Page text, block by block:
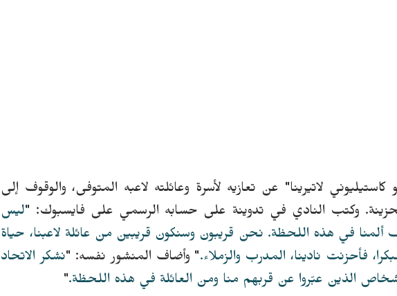
لاتيرينا" عن تعازيه لأسرة وعائلته لاعبه المتوفى، والوقوف إلى
وكتب النادي في تدوينة على حسابه الرسمي على فايسبوك: "ليس
في هذه اللحظة. نحن قريبون وسنكون قريبين من عائلة لاعبنا، حياة
فأحزنت نادينا، المدرب والزملاء." وأضاف المنشور نفسه: "نشكر الاتحاد
الذين عبّروا عن قربهم منا ومن العائلة في هذه اللحظة."